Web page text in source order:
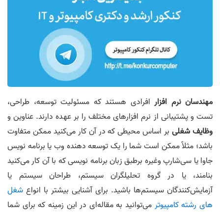
مهندسان نرم افزار افرادی هستند که مسئولیت توسعه، طراحی،
تست و پشتیبانی از نرم افزارهای مختلف را بر عهده دارند. عناوین و
وظایف شغلیبر اساس محیطی که در آن کار می‌کنید ممکن متفاوت
باشد؛ مثلاً ممکن است شما را یک توسعه‌ دهنده وب یا برنامه‌ نویس
جاوا یا سی‌شارپ وغیره برطبق زبان برنامه‌ نویسی که با آن کار می‌کنید
بنامند، یا در گروه تحلیلگران سیستم، طراحان سیستم یا
آزمایش‌کنندگان سیستم‌ها باشید. برای آشنایی بیشتر با انواع شغل
های رشته کامپیوتر می‌توانید به مقاله‌ای در این زمینه که برای شما